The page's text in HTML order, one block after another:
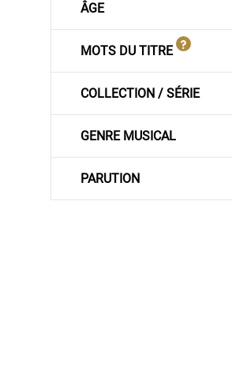
ÂGE
MOTS DU TITRE
COLLECTION / SÉRIE
GENRE MUSICAL
PARUTION